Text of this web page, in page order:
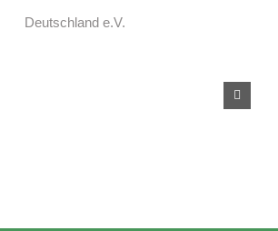
Deutschland e.V.